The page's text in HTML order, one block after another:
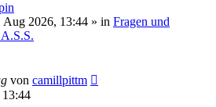
Aug 2026, 13:44 » in Fragen und
von camillpittm